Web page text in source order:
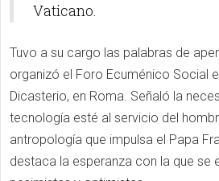
Vaticano.
Tuvo a su cargo las palabras de
organizó el Foro Ecuménico Social
Dicasterio, en Roma. Señaló la
tecnología esté al servicio del
antropología que impulsa el Papa
destaca la esperanza con la que se